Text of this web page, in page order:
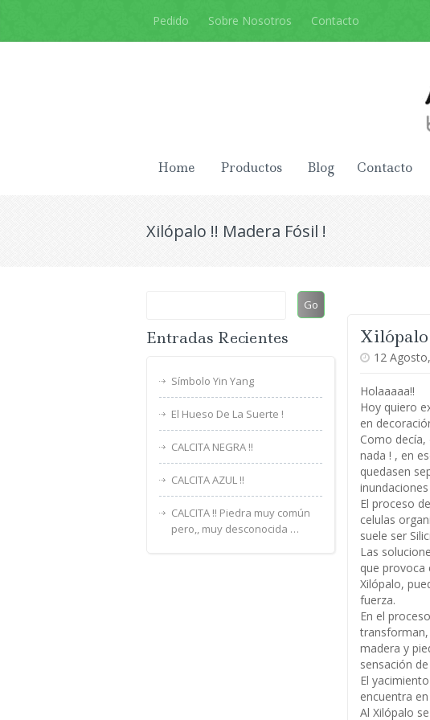
Pedido Sobre Nosotros Contacto
Home Productos Blog Contacto
Xilópalo !! Madera Fósil !
12
Holaaaaa!!
Hoy quiero
en
Como
nada ! , en
quedasen
El proceso
celulas
suele ser
Las
que provoca
Xilópalo,
fuerza.
En el
madera y
sensación
El
encuentra
Al Xilópalo
Entradas Recientes
Símbolo Yin Yang
El Hueso De La Suerte !
CALCITA NEGRA !!
CALCITA AZUL !!
CALCITA !! Piedra muy común
pero,, muy desconocida …